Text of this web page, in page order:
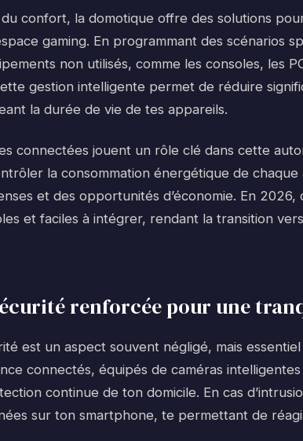
confort, la domotique offre des solutions
gaming. En programmant des scénarios
non utilisés, comme les consoles, les
gestion intelligente permet de réduire
la durée de vie de tes appareils.
connectées jouent un rôle clé dans cette
la consommation énergétique de
et des opportunités d’économie. En
et faciles à intégrer, rendant la transition
renforcée pour une
est un aspect souvent négligé, mais
connectés, équipés de caméras
continue de ton domicile. En cas
sur ton smartphone, te permettant de